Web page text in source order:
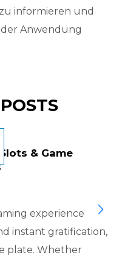
informieren und
Anwendung
& Game
experience
instant gratification,
plate. Whether